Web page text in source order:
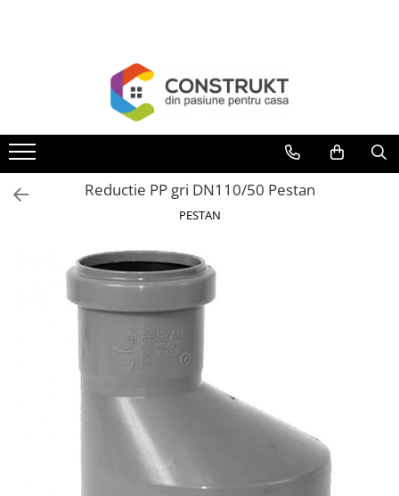
Termoseminee, seminee si sobe
Cazane pe combustibil solid
Cazane pe combustibil gazos/lichid
Aeroterme si destratificatoare de
Radiatoare si convectoare
Incalzire in pardoseala
Panouri radiante si incalzitoare cu
Solutii de curatare si tratare
Schimbatoare de caldura
Contoare energie termica
Reductie PP gri DN110/50 Pestan
PESTAN